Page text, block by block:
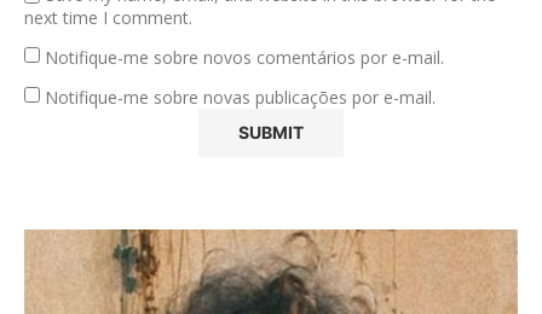
next time I comment.
Notifique-me sobre novos comentários por e-mail.
Notifique-me sobre novas publicações por e-mail.